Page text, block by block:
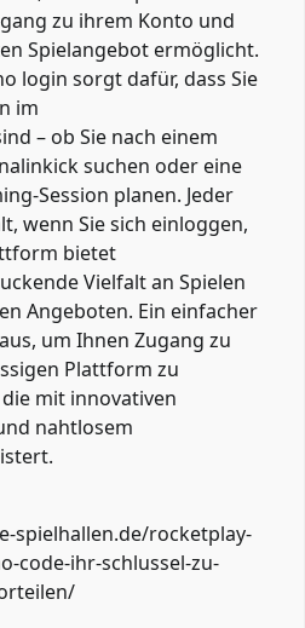
zu ihrem Konto und
Spielangebot ermöglicht.
login sorgt dafür, dass Sie
im
– ob Sie nach einem
suchen oder eine
Session planen. Jeder
wenn Sie sich einloggen,
bietet
Vielfalt an Spielen
Angeboten. Ein einfacher
um Ihnen Zugang zu
Plattform zu
mit innovativen
nahtlosem
spielhallen.de/rocketplay-
code-ihr-schlussel-zu-